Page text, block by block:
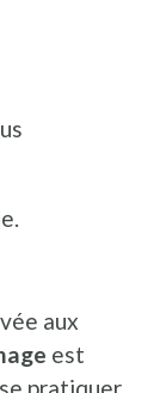
aux
est
pratiquer